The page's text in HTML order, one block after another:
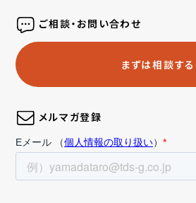
ご相談・お問い合わせ
まずは相談する
メルマガ登録